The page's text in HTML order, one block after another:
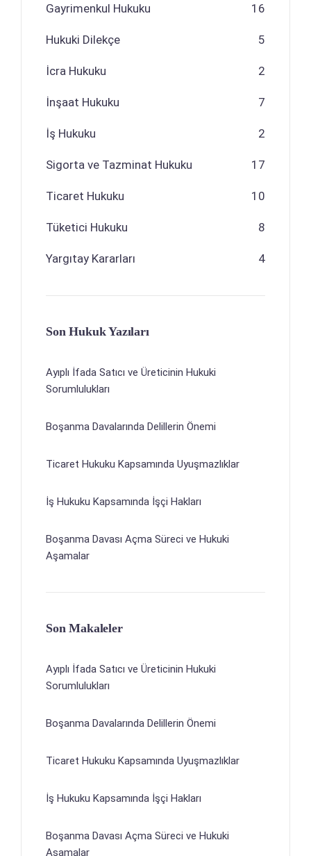
Gayrimenkul Hukuku 16
Hukuki Dilekçe 5
İcra Hukuku 2
İnşaat Hukuku 7
İş Hukuku 2
Sigorta ve Tazminat Hukuku 17
Ticaret Hukuku 10
Tüketici Hukuku 8
Yargıtay Kararları 4
Son Hukuk Yazıları
Ayıplı İfada Satıcı ve Üreticinin Hukuki
Sorumlulukları
Boşanma Davalarında Delillerin Önemi
Ticaret Hukuku Kapsamında Uyuşmazlıklar
İş Hukuku Kapsamında İşçi Hakları
Boşanma Davası Açma Süreci ve Hukuki
Aşamalar
Son Makaleler
Ayıplı İfada Satıcı ve Üreticinin Hukuki
Sorumlulukları
Boşanma Davalarında Delillerin Önemi
Ticaret Hukuku Kapsamında Uyuşmazlıklar
İş Hukuku Kapsamında İşçi Hakları
Boşanma Davası Açma Süreci ve Hukuki
Aşamalar